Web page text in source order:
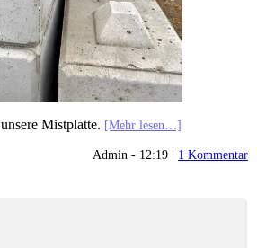
Mistplatte. [Mehr lesen…]
Admin - 12:19 | 1 Kommentar